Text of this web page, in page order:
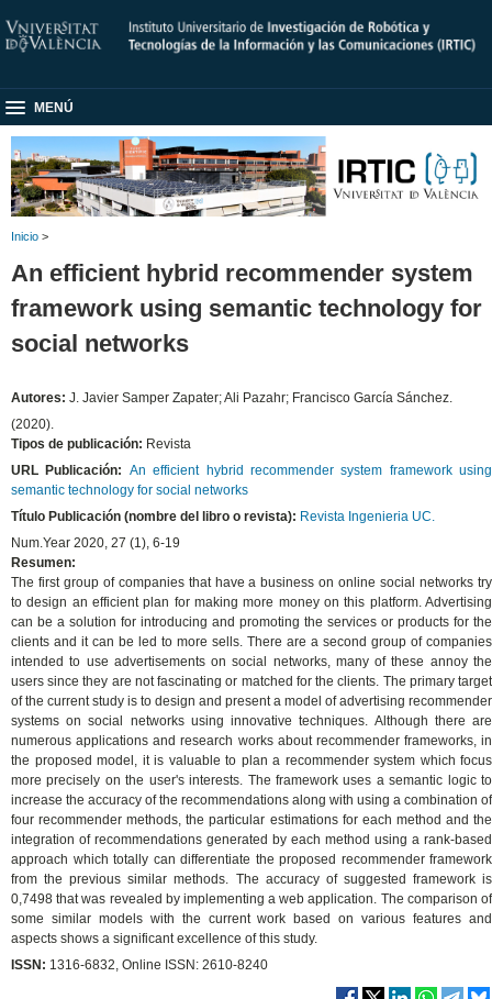
MENÚ
Inicio >
An efficient hybrid recommender system
framework using semantic technology for
social networks
Autores: J. Javier Samper Zapater; Ali Pazahr; Francisco García Sánchez.
(2020).
Tipos de publicación: Revista
URL Publicación: An efficient hybrid recommender system framework using
semantic technology for social networks
Título Publicación (nombre del libro o revista): Revista Ingenieria UC.
Num.Year 2020, 27 (1), 6-19
Resumen:
The first group of companies that have a business on online social networks try
to design an efficient plan for making more money on this platform. Advertising
can be a solution for introducing and promoting the services or products for the
clients and it can be led to more sells. There are a second group of companies
intended to use advertisements on social networks, many of these annoy the
users since they are not fascinating or matched for the clients. The primary target
of the current study is to design and present a model of advertising recommender
systems on social networks using innovative techniques. Although there are
numerous applications and research works about recommender frameworks, in
the proposed model, it is valuable to plan a recommender system which focus
more precisely on the user's interests. The framework uses a semantic logic to
increase the accuracy of the recommendations along with using a combination of
four recommender methods, the particular estimations for each method and the
integration of recommendations generated by each method using a rank-based
approach which totally can differentiate the proposed recommender framework
from the previous similar methods. The accuracy of suggested framework is
0,7498 that was revealed by implementing a web application. The comparison of
some similar models with the current work based on various features and
aspects shows a significant excellence of this study.
ISSN: 1316-6832, Online ISSN: 2610-8240